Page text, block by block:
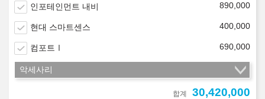
인포테인먼트 내비 890,000
현대 스마트센스 400,000
컴포트Ⅰ 690,000
악세사리
합계 30,420,000